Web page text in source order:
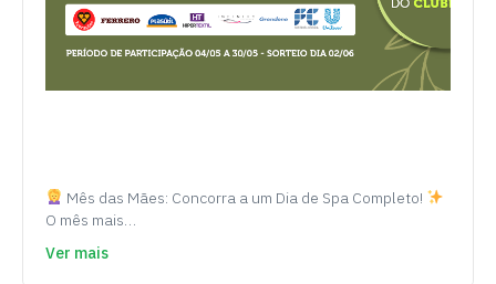
Mês das Mães: Concorra a um Dia de Spa Completo!
O mês mais…
Ver mais